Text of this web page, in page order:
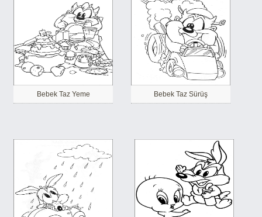
Bebek Taz Yeme Bebek Taz Sürüş